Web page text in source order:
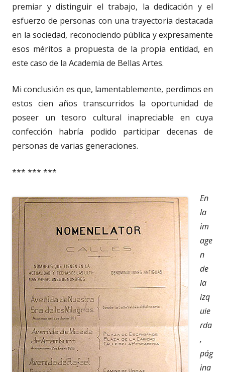
premiar y distinguir el trabajo, la dedicación y el
esfuerzo de personas con una trayectoria destacada
en la sociedad, reconociendo pública y expresamente
esos méritos a propuesta de la propia entidad, en
este caso de la Academia de Bellas Artes.
Mi conclusión es que, lamentablemente, perdimos en
estos cien años transcurridos la oportunidad de
poseer un tesoro cultural inapreciable en cuya
confección habría podido participar decenas de
personas de varias generaciones.
*** *** ***
En
la
im
age
n
de
la
izq
uie
rda
,
pág
ina